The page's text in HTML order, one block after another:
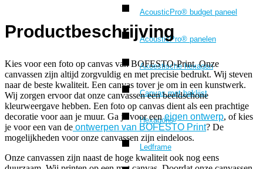
AcousticPro® budget paneel
AcousticPro® panelen
Akoestische hexagon
Canvas met baklijst
Hexagons
Ledframe
Productbeschrijving
Kies voor een foto op canvas van BOFESTO-Print. Onze
canvassen zijn altijd zorgvuldig en met precisie bedrukt. Wij steven
naar de beste kwaliteit. Een canvas tover je om in een kunstwerk.
Wij zorgen ervoor dat onze canvassen een beeldschone
kleurweergave hebben. Een foto op canvas dient als een prachtige
decoratie voor aan je muur. Ga je voor eeneigen ontwerp, of kies
je voor een van de ontwerpen van BOFESTO Print? De
mogelijkheden voor onze canvassen zijn eindeloos.
Onze canvassen zijn naast de hoge kwaliteit ook nog eens